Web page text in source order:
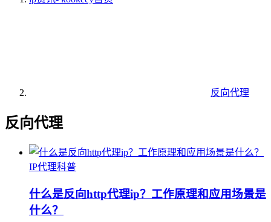
反向代理
反向代理
IP代理科普
什么是反向http代理ip？工作原理和应用场景是
什么？